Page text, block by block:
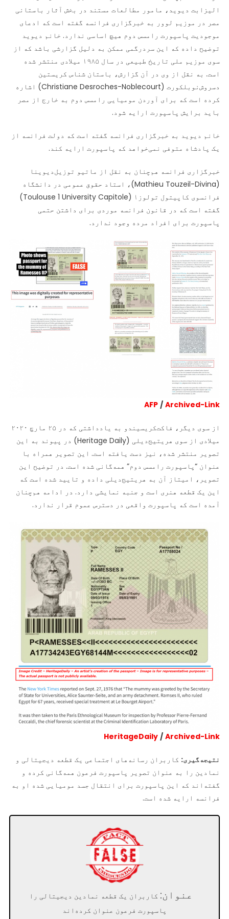
الیزابت دیوید، مامور مطالعات مستند در بخش آثار باستانی
مصر در موزیم لوور به خبرگزاری فرانسه گفته است که ادعای
موجودیت پاسپورت رامسس دوم هیچ اساسی ندارد. خانم دیوید
توضیح داده که این سردرگمی ممکن به دلیل گزارشی باشد که از
سوی موزیم ملی تاریخ طبیعی در سال ۱۹۸۵ میلادی منتشر شده
است. به نقل از وی در آن گزارش، باستان شناس کریستین
دسروش‌نوبلکورت (Christiane Desroches-Noblecourt) اشاره
کرده است که برای آوردن مومیایی رامسس دوم به خارج از مصر
باید برایش پاسپورت ارایه شود.
خانم دیوید به خبرگزاری فرانسه گفته است که دولت فرانسه از
یک پادشاه متوفی نمی‌خواهد که پاسپورت ارایه کند.
خبرگزاری فرانسه هم‌چنان به نقل از ماتیو توزیل‌دیوینا
(Mathieu Touzeil-Divina)، استاد حقوق عمومی در دانشگاه
فرانسوی کاپیتول تولوز۱ (Toulouse 1 University Capitole)
گفته است که در قانون فرانسه موردی برای داشتن حتمی
پاسپورت برای افراد مرده وجود ندارد.
AFP / Archived-Link
از سوی دیگر، فاکت‌کریسیندو به یادداشتی که در ۲۵ مارچ ۲۰۲۰
میلادی از سوی هریتیج‌دیلی (Heritage Daily) در پیوند به این
تصویر منتشر شده، نیز دست یافته است. این تصویر همراه با
عنوان “پاسپورت رامسس دوم” همه‌گانی شده است. در توضیح این
تصویر،‌ امیتاز آن به هریتیج‌دیلی داده و تایید شده است که
این یک قطعه هنری است و جنبه نمایشی دارد. در ادامه هم‌چنان
آمده است که پاسپورت واقعی در دسترس عموم قرار ندارد.
HeritageDaily / Archived-Link
نتیجه‌گیری: کاربران رسانه‌های اجتماعی یک قطعه دیجیتالی و
نمادین را به عنوان تصویر پاسپورت فرعون همه‌گانی کرده و
گفته‌اند که این پاسپورت برای انتقال جسد مومیایی شده او به
فرانسه ارایه شده است.
عنوان: کاربران یک قطعه نمادین دیجیتالی را
پاسپورت فرعون عنوان کرده‌اند